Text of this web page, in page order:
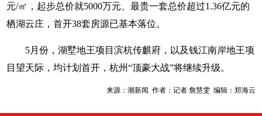
元/㎡，起步总价就5000万元、最贵一套总价超过1.36亿元的
栖湖云庄，首开38套房源已基本落位。
5月份，湖墅地王项目滨杭传麒府，以及钱江南岸地王项
目望天际，均计划首开，杭州“顶豪大战”将继续升级。
来源：潮新闻 作者：记者 詹慧雯 编辑：郑海云